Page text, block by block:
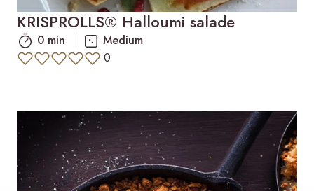
KRISPROLLS® Halloumi salade
0 min
Medium
0